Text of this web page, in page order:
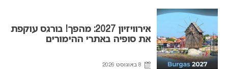
אירוויזיון 2027: מהפך! בורגס עוקפת
את סופיה באתרי ההימורים
8 באוגוסט 2026